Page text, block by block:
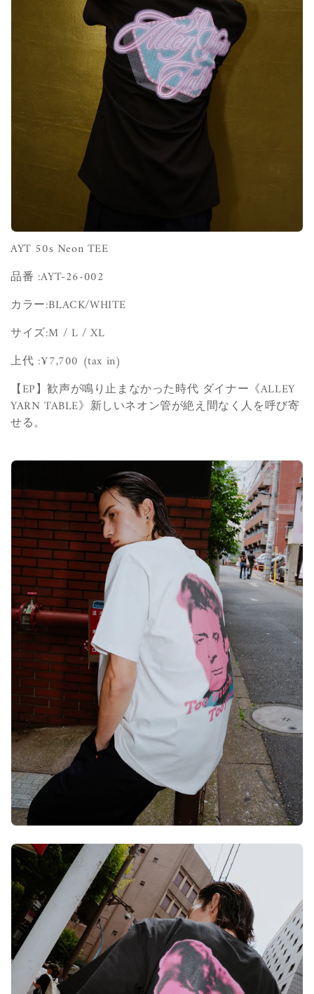
AYT 50s Neon TEE
品番 :AYT-26-002
カラー:BLACK/WHITE
サイズ:M / L / XL
上代 :¥7,700 (tax in)
【EP】歓声が鳴り止まなかった時代 ダイナー《ALLEY
YARN TABLE》新しいネオン管が絶え間なく人を呼び寄
せる。